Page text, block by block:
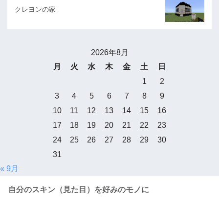
クレヨンの家
2026年8月
月
火 水 木 金 土
日
1
2
3
4 5 6 7 8
9
10
11 12 13 14 15
16
17
18 19 20 21 22
23
24
25 26 27 28 29
30
31
« 9月
自分のスキン（見た目）を好みのモノに